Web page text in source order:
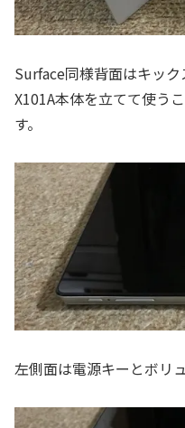
Surface同様背面はキッ
X101A本体を立てて使う
す。
左側面は電源キーとボリ